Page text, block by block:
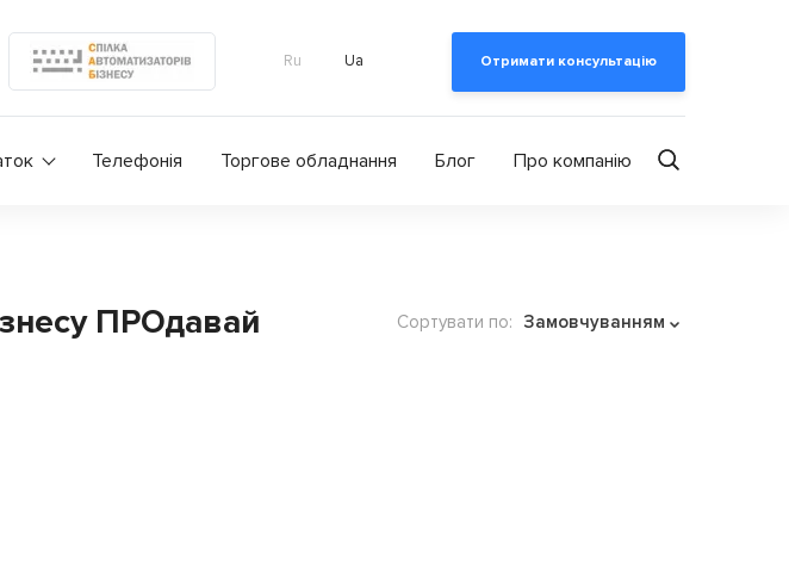
Ru Ua Отримати консультацію
Телефонія Торгове обладнання Блог Про компанію
ПРОдавай Сортувати по: Замовчуванням